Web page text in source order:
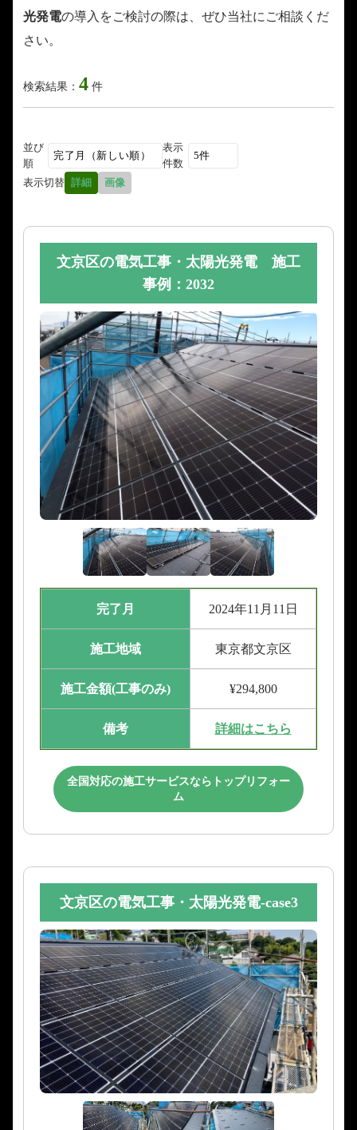
光発電の導入をご検討の際は、ぜひ当社にご相談くだ
さい。
検索結果： 4 件
並び
順
表示
件数
表示切替 詳細 画像
文京区の電気工事・太陽光発電 施工
事例：2032
完了月 2024年11月11日
施工地域 東京都文京区
施工金額(工事のみ) ¥294,800
備考 詳細はこちら
全国対応の施工サービスならトップリフォー
ム
文京区の電気工事・太陽光発電-case3